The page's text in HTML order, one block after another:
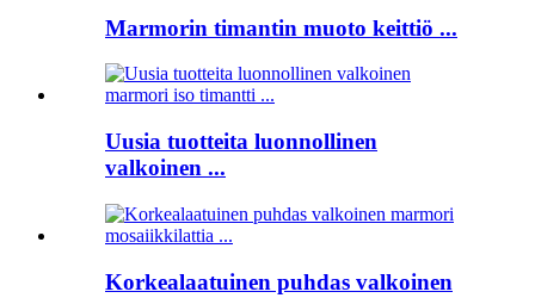
Marmorin timantin muoto keittiö ...
Uusia tuotteita luonnollinen
valkoinen ...
Korkealaatuinen puhdas valkoinen